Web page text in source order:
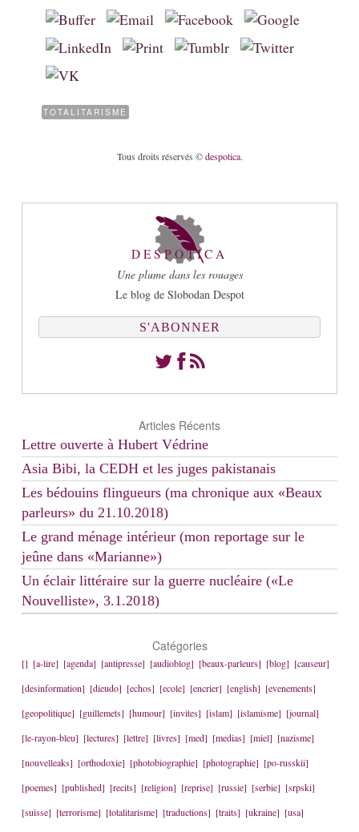
TOTALITARISME
Tous droits réservés ©despotica.
DESPOTICA
Une plume dans les rouages
Le blog de Slobodan Despot
S'ABONNER
Articles Récents
Lettre ouverte à Hubert Védrine
Asia Bibi, la CEDH et les juges pakistanais
Les bédouins flingueurs (ma chronique aux «Beaux
parleurs» du 21.10.2018)
Le grand ménage intérieur (mon reportage sur le
jeûne dans «Marianne»)
Un éclair littéraire sur la guerre nucléaire («Le
Nouvelliste», 3.1.2018)
Catégories
[] [a-lire] [agenda] [antipresse] [audioblog] [beaux-parleurs] [blog] [causeur]
[desinformation] [dieudo] [echos] [ecole] [encrier] [english] [evenements]
[geopolitique] [guillemets] [humour] [invites] [islam] [islamisme] [journal]
[le-rayon-bleu] [lectures] [lettre] [livres] [med] [medias] [miel] [nazisme]
[nouvelleaks] [orthodoxie] [photobiographie] [photographie] [po-russkii]
[poemes] [published] [recits] [religion] [reprise] [russie] [serbie] [srpski]
[suisse] [terrorisme] [totalitarisme] [traductions] [traits] [ukraine] [usa]